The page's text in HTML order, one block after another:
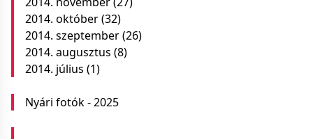
2014. október(32)
2014. szeptember(26)
2014. augusztus (8)
2014. július (1)
Nyári fotók - 2025